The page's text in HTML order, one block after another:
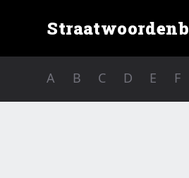
A B C D E F